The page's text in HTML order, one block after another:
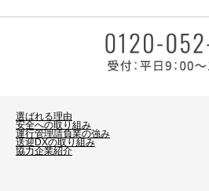
選ばれる理由
安全への取り組み
運行管理請負業の強み
送迎DXの取り組み
協力企業紹介